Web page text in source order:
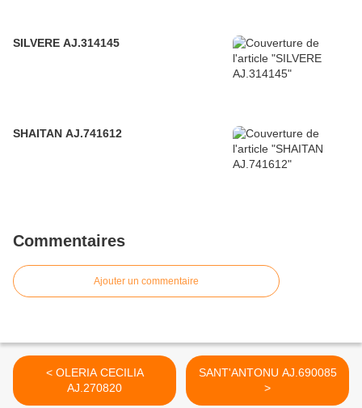
SILVERE AJ.314145
SHAITAN AJ.741612
Commentaires
Ajouter un commentaire
< OLERIA CECILIA
AJ.270820
SANT'ANTONU AJ.690085
>